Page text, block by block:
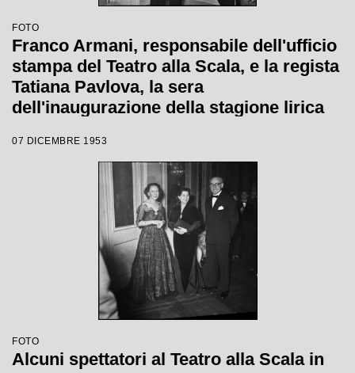
FOTO
Franco Armani, responsabile dell'ufficio
stampa del Teatro alla Scala, e la regista
Tatiana Pavlova, la sera
dell'inaugurazione della stagione lirica
Alfredo Catalani, diretta da Carlo Maria
Giulini, con la regia della Pavlova stessa
07 DICEMBRE 1953
FOTO
Alcuni spettatori al Teatro alla Scala in